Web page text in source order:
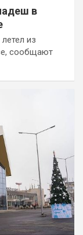
в
из
сообщают